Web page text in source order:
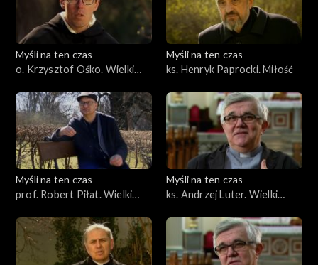
Myśli na ten czas
o. Krzysztof Ośko. Wielki
cz. 2
Myśli na ten czas
ks. Henryk Paprocki. Miłość
Myśli na ten czas
prof. Robert Piłat. Wielki
Myśli na ten czas
ks. Andrzej Luter. Wielki